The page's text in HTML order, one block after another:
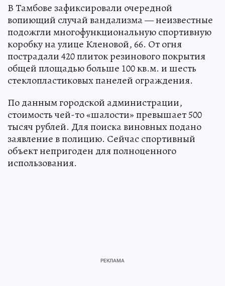
В Тамбове зафиксировали очередной
вопиющий случай вандализма — неизвестные
подожгли многофункциональную спортивную
коробку на улице Кленовой, 66. От огня
пострадали 420 плиток резинового покрытия
общей площадью больше 100 кв.м. и шесть
стеклопластиковых панелей ограждения.
По данным городской администрации,
стоимость чей-то «шалости» превышает 500
тысяч рублей. Для поиска виновных подано
заявление в полицию. Сейчас спортивный
объект непригоден для полноценного
использования.